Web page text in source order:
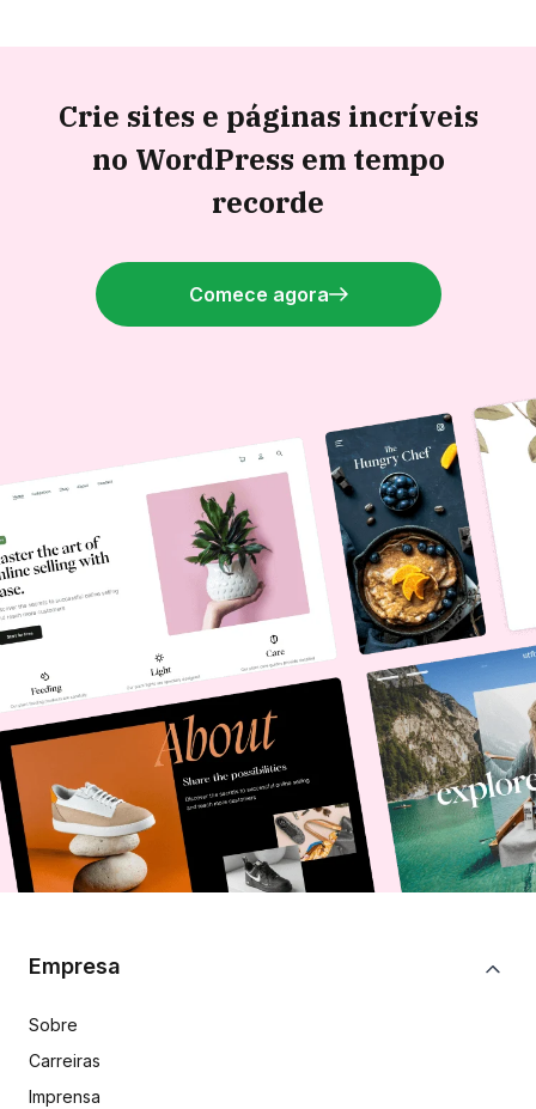
Crie sites e páginas incríveis
no WordPress em tempo
recorde
Comece agora
Empresa
Sobre
Carreiras
Imprensa